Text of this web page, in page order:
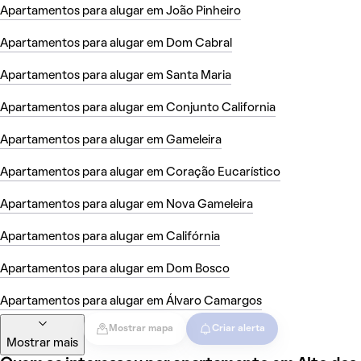
Mostrar mapa Criar alerta
Apartamentos para alugar em João Pinheiro
Apartamentos para alugar em Dom Cabral
Apartamentos para alugar em Santa Maria
Apartamentos para alugar em Conjunto California
Apartamentos para alugar em Gameleira
Apartamentos para alugar em Coração Eucarístico
Apartamentos para alugar em Nova Gameleira
Apartamentos para alugar em Califórnia
Apartamentos para alugar em Dom Bosco
Apartamentos para alugar em Álvaro Camargos
Mostrar mais